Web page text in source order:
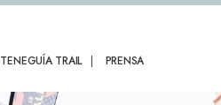
TENEGUÍA TRAIL | PRENSA